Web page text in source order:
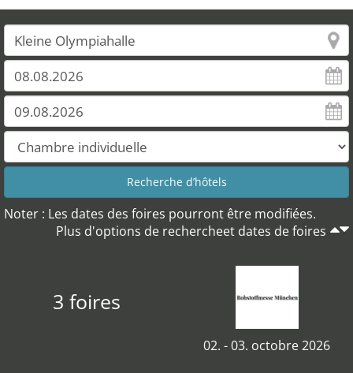
Noter : Les dates des foires pourront être modifiées.
Plus d'options de rechercheet dates de foires
3 foires
02. - 03. octobre 2026